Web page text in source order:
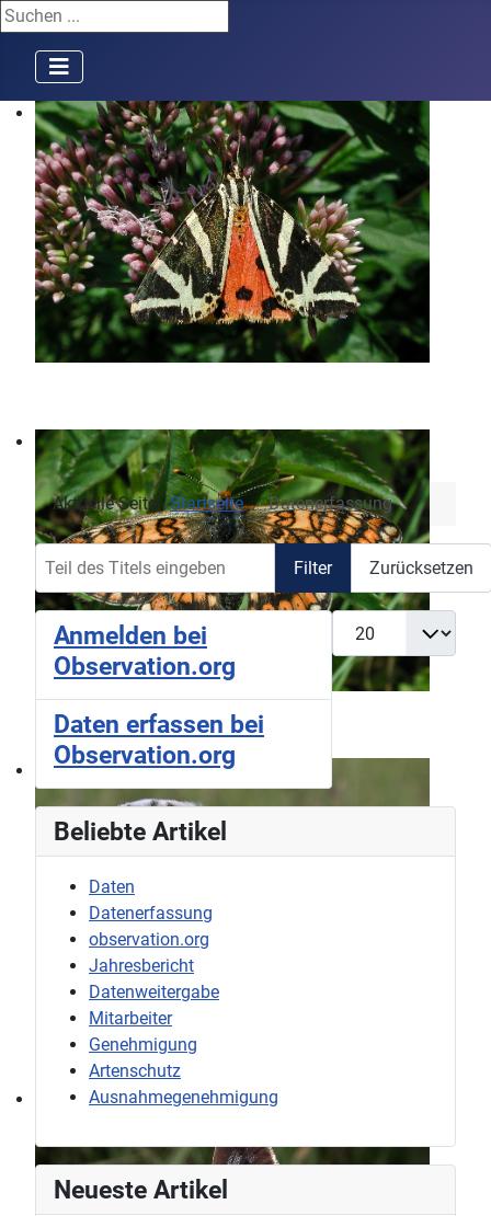
Suchen ...
Aktuelle Seite:Startseite Datenerfassung
Filter Zurücksetzen
Anzeige #
Anmelden bei
Observation.org
Daten erfassen bei
Observation.org
Beliebte Artikel
Daten
Datenerfassung
observation.org
Jahresbericht
Datenweitergabe
Mitarbeiter
Genehmigung
Artenschutz
Ausnahmegenehmigung
Neueste Artikel